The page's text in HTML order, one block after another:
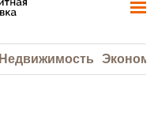
Недвижимость